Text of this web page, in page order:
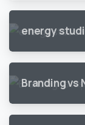
energy
Branding vs